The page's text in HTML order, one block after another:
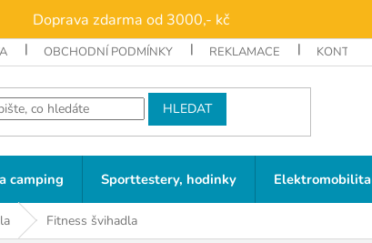
Doprava zdarma od 3000,- kč
OBCHODNÍ PODMÍNKY REKLAMACE KONTAKTY
HLEDAT
camping Sporttestery, hodinky Elektromobilita
Fitness švihadla